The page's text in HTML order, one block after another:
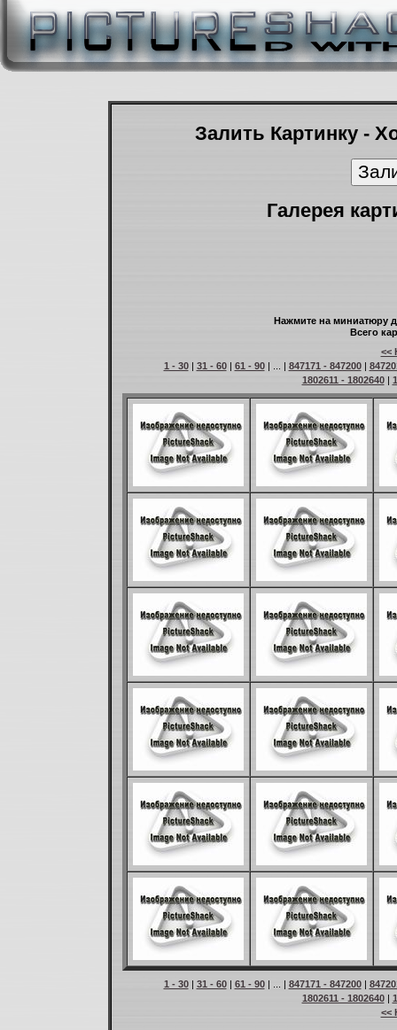
Залить Картинку -
Галерея
Нажмите на миниатюру
Всего
<<
1 - 30| 31 - 60| 61 - 90| ... | 847171 - 847200|
1802611 - 1802640|
1 - 30| 31 - 60| 61 - 90| ... | 847171 - 847200|
1802611 - 1802640|
<<